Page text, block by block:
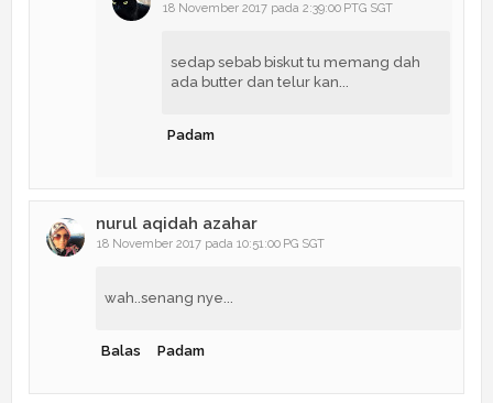
18 November 2017 pada 2:39:00 PTG SGT
sedap sebab biskut tu memang dah
ada butter dan telur kan...
Padam
nurul aqidah azahar
18 November 2017 pada 10:51:00 PG SGT
wah..senang nye...
Balas Padam